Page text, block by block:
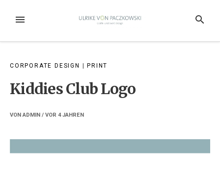
zumMENÜ SUCHE
CORPORATE DESIGN PRINT
Kiddies Club Logo
VONADMIN / VOR 4 JAHREN